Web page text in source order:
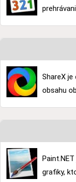
ShareX
obsahu
grafiky,